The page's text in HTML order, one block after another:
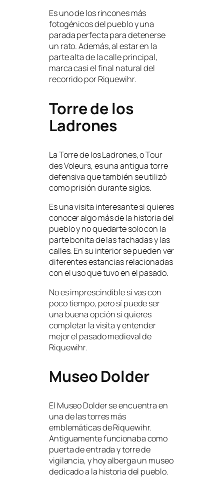
Es uno de los rincones más
fotogénicos del pueblo y una
parada perfecta para detenerse
un rato. Además, al estar en la
parte alta de la calle principal,
marca casi el final natural del
recorrido por Riquewihr.
Torre de los
Ladrones
La Torre de los Ladrones, o Tour
des Voleurs, es una antigua torre
defensiva que también se utilizó
como prisión durante siglos.
Es una visita interesante si quieres
conocer algo más de la historia del
pueblo y no quedarte solo con la
parte bonita de las fachadas y las
calles. En su interior se pueden ver
diferentes estancias relacionadas
con el uso que tuvo en el pasado.
No es imprescindible si vas con
poco tiempo, pero sí puede ser
una buena opción si quieres
completar la visita y entender
mejor el pasado medieval de
Riquewihr.
Museo Dolder
El Museo Dolder se encuentra en
una de las torres más
emblemáticas de Riquewihr.
Antiguamente funcionaba como
puerta de entrada y torre de
vigilancia, y hoy alberga un museo
dedicado a la historia del pueblo.